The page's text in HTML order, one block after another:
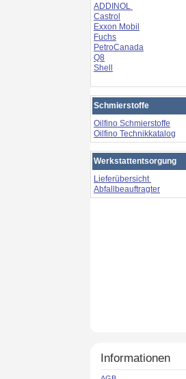
ADDINOL
Castrol
Exxon Mobil
Fuchs
PetroCanada
Q8
Shell
Schmierstoffe
Oilfino Schmierstoffe
Oilfino Technikkatalog
Werkstattentsorgung
Lieferübersicht
Abfallbeauftragter
Informationen